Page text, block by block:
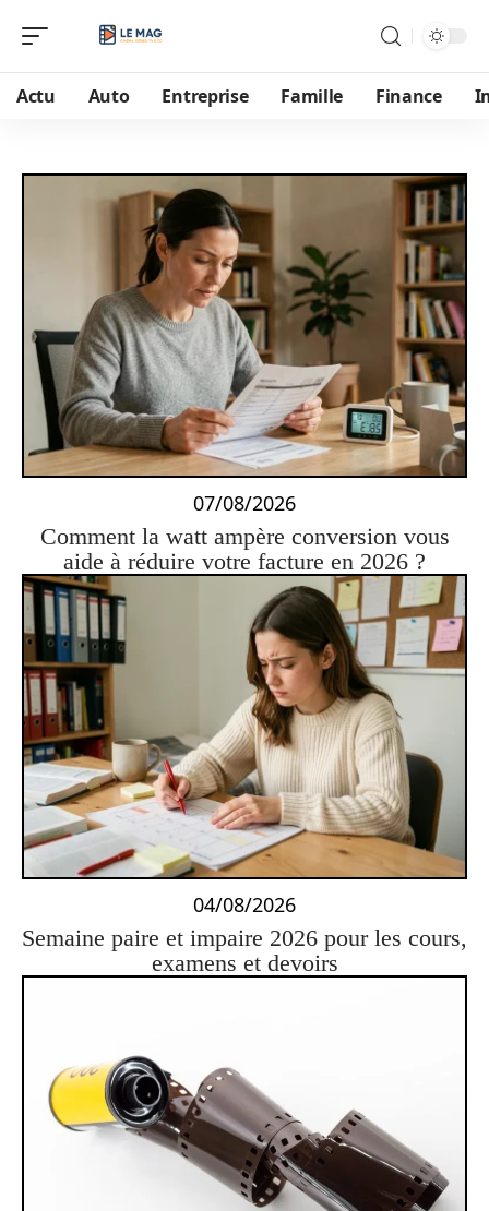
Actu Auto Entreprise Famille Finance
07/08/2026
Comment la watt ampère conversion vous
aide à réduire votre facture en 2026 ?
04/08/2026
Semaine paire et impaire 2026 pour les cours,
examens et devoirs